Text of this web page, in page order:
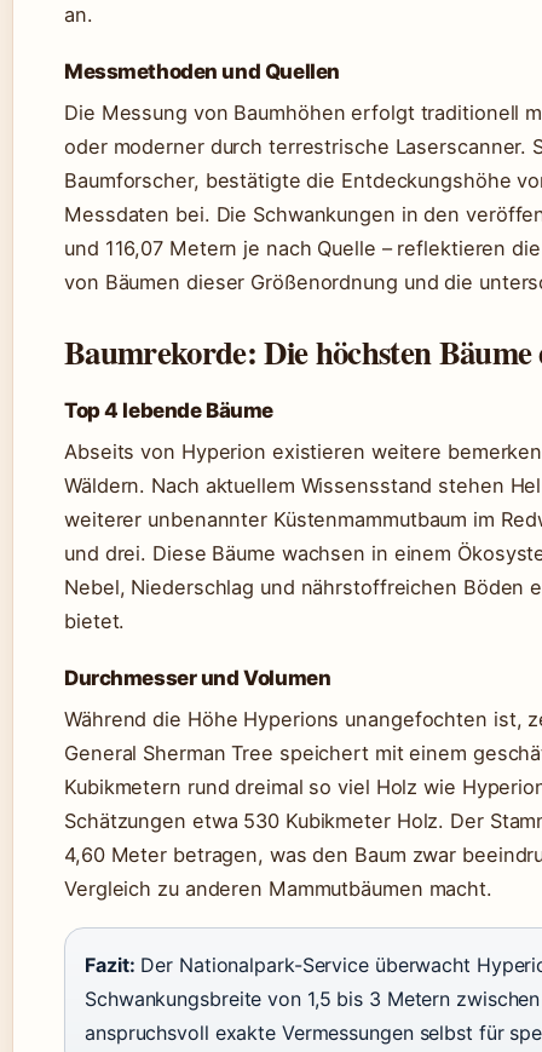
an.
Messmethoden und Quellen
Die Messung von Baumhöhen erfolgt traditionell
oder moderner durch terrestrische Laserscanner.
Baumforscher, bestätigte die Entdeckungshöhe
Messdaten bei. Die Schwankungen in den
und 116,07 Metern je nach Quelle – reflektieren
von Bäumen dieser Größenordnung und die
Baumrekorde: Die höchsten
Top 4 lebende Bäume
Abseits von Hyperion existieren weitere
Wäldern. Nach aktuellem Wissensstand stehen
weiterer unbenannter Küstenmammutbaum im
und drei. Diese Bäume wachsen in einem
Nebel, Niederschlag und nährstoffreichen Böden
bietet.
Durchmesser und Volumen
Während die Höhe Hyperions unangefochten ist,
General Sherman Tree speichert mit einem
Kubikmetern rund dreimal so viel Holz wie
Schätzungen etwa 530 Kubikmeter Holz. Der
4,60 Meter betragen, was den Baum zwar
Vergleich zu anderen Mammutbäumen macht.
Fazit: Der Nationalpark-Service überwacht
Schwankungsbreite von 1,5 bis 3 Metern
anspruchsvoll exakte Vermessungen selbst für